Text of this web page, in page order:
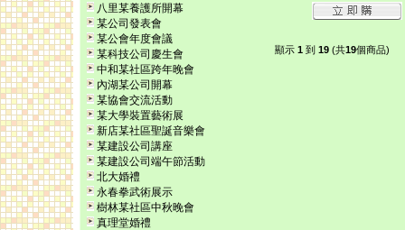
八里某養護所開幕
某公司發表會
某公會年度會議
某科技公司慶生會
中和某社區跨年晚會
內湖某公司開幕
某協會交流活動
某大學裝置藝術展
新店某社區聖誕音樂會
某建設公司講座
某建設公司端午節活動
北大婚禮
永春拳武術展示
樹林某社區中秋晚會
真理堂婚禮
顯示 1到 19(共19個商品)